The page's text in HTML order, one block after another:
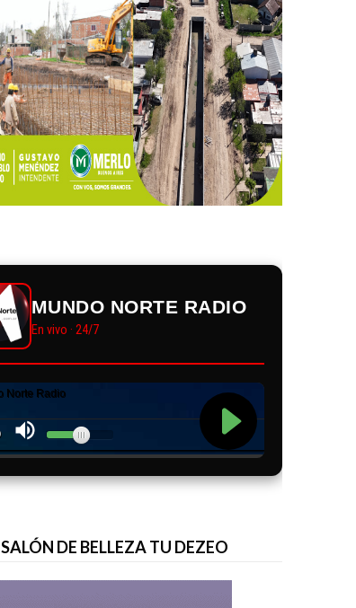
MUNDO NORTE RADIO
En vivo · 24/7
SALÓN DE BELLEZA TU DEZEO